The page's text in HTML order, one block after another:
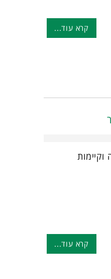
קרא עוד...
קרא עוד...